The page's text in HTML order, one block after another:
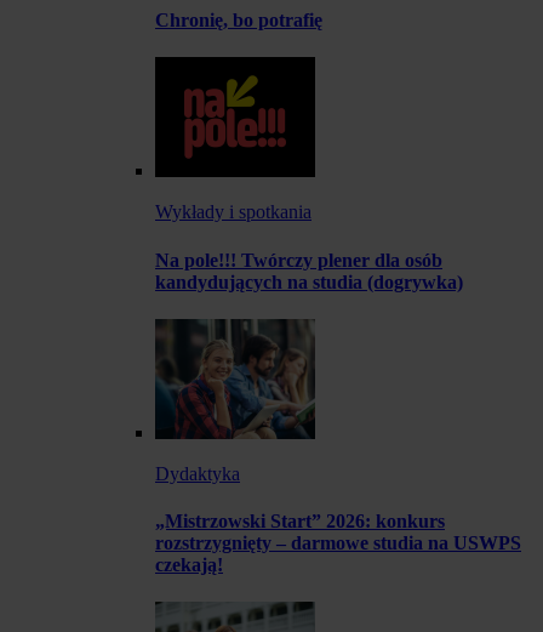
Chronię, bo potrafię
Wykłady i spotkania
Na pole!!! Twórczy plener dla osób
kandydujących na studia (dogrywka)
Dydaktyka
„Mistrzowski Start” 2026: konkurs
rozstrzygnięty – darmowe studia na USWPS
czekają!